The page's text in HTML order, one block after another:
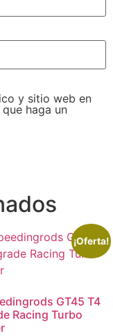
y sitio web en
haga un
¡Oferta!
GT45 T4
Racing Turbo